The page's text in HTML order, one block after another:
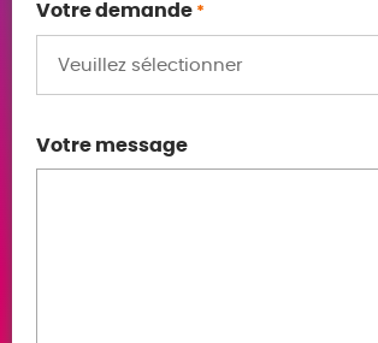
Votre demande *
Votre message